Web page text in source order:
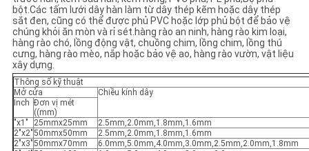
bột.Các tấm lưới dây hàn làm từ dây thép kẽm hoặc dây thép
sắt đen, cũng có thể được phủ PVC hoặc lớp phủ bột để bảo vệ
chúng khỏi ăn mòn và rỉ sét.hàng rào an ninh, hàng rào kim loại,
hàng rào chó, lồng động vật, chuồng chim, lồng chim, lồng thú
cưng, hàng rào mèo, nắp hoặc bảo vệ ao, hàng rào vườn, vật liệu
xây dựng.
Thông số kỹ thuật
Mở cửa
Chiều kính dây
Inch Đơn vị mét
((mm)
"x1"
25mmx25mm
2.5mm,2.0mm,1.8mm,1.6mm
2"x2"50mmx50mm
2.5mm,2.0mm,1.8mm,1.6mm
2"x3"50mmx70mm
6.0mm,5.0mm,4.0mm,3.0mm,2.5mm,2.0mm,1.8mm